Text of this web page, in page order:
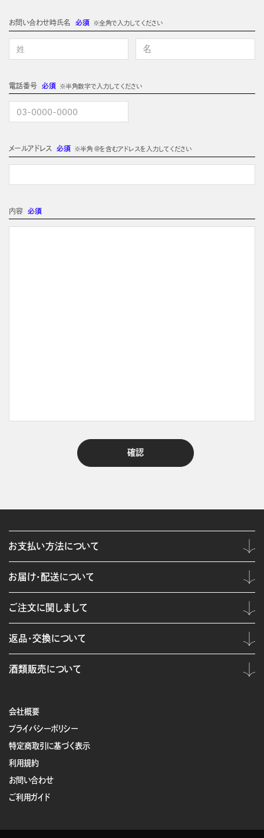
お問い合わせ時氏名 必須 ※全角で入力してください
電話番号必須 ※半角数字で入力してください
メールアドレス 必須 ※半角 @を含むアドレスを入力してください
内容 必須
会社概要
プライバシーポリシー
特定商取引に基づく表示
利用規約
お問い合わせ
ご利用ガイド
お支払い方法について
お届け・配送について
ご注文に関しまして
返品・交換について
酒類販売について